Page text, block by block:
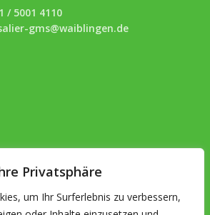
Privatsphäre
um Ihr Surferlebnis zu verbessern,
/ 5001 4110
gms@waiblingen.de